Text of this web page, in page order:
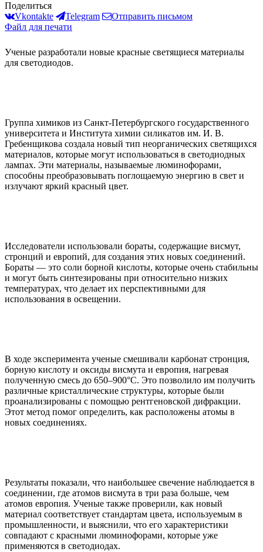
Поделиться
Vkontakte
Telegram
Отправить письмом
Файл для печати
Ученые разработали новые красные светящиеся материалы
для светодиодов.
Группа химиков из Санкт-Петербургского государственного
университета и Института химии силикатов им. И. В.
Гребенщикова создала новый тип неорганических светящихся
материалов, которые могут использоваться в светодиодных
лампах. Эти материалы, называемые люминофорами,
способны преобразовывать поглощаемую энергию в свет и
излучают яркий красный цвет.
Исследователи использовали бораты, содержащие висмут,
стронций и европий, для создания этих новых соединений.
Бораты — это соли борной кислоты, которые очень стабильны
и могут быть синтезированы при относительно низких
температурах, что делает их перспективными для
использования в освещении.
В ходе эксперимента ученые смешивали карбонат стронция,
борную кислоту и оксиды висмута и европия, нагревая
полученную смесь до 650–900°С. Это позволило им получить
различные кристаллические структуры, которые были
проанализированы с помощью рентгеновской дифракции.
Этот метод помог определить, как расположены атомы в
новых соединениях.
Результаты показали, что наибольшее свечение наблюдается в
соединении, где атомов висмута в три раза больше, чем
атомов европия. Ученые также проверили, как новый
материал соответствует стандартам цвета, используемым в
промышленности, и выяснили, что его характеристики
совпадают с красными люминофорами, которые уже
применяются в светодиодах.